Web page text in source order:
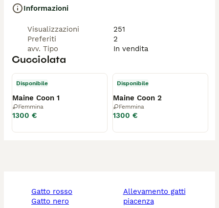
Informazioni
Visualizzazioni
251
Preferiti
2
avv. Tipo
In vendita
Cucciolata
Disponibile
Maine Coon 1
Femmina
1300 €
Disponibile
Maine Coon 2
Femmina
1300 €
gatto rosso
gatto nero
allevamento gatti
piacenza